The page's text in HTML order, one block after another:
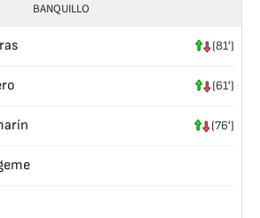
BANQUILLO
(81')
(61')
(76')